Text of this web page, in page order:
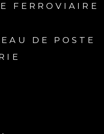
FERROVIAIRE
DE POSTE